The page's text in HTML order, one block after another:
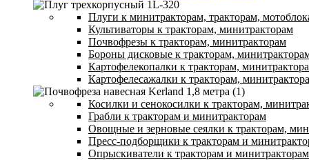
Плуги к минитракторам, тракторам,
Культиваторы к тракторам, минитракторам
Почвофрезы к тракторам, минитракторам
Бороны дисковые к тракторам,
Картофелекопалки к тракторам,
Картофелесажалки к тракторам,
Косилки и сенокосилки к тракторам,
Грабли к тракторам и минитракторам
Овощные и зерновые сеялки к тракторам,
Пресс-подборщики к тракторам и
Опрыскиватели к тракторам и минитракторам